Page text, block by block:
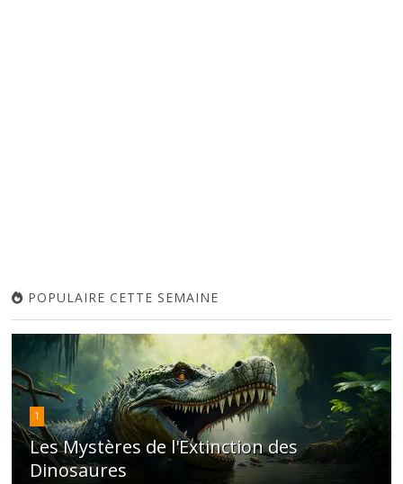
POPULAIRE CETTE SEMAINE
1
Les Mystères de l'Extinction des
Dinosaures